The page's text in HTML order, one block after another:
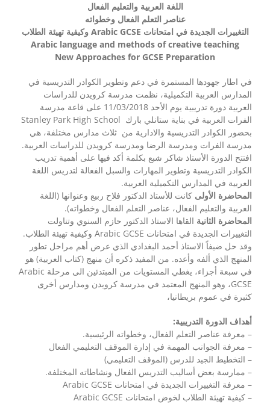
اللغة العربية والتعليم الفعال
عناصر التعلم الفعال وخطواته
التغييرات الجديدة في امتحانات Arabic GCSE وكيفية تهيئة الطلاب
Arabic language and methods of creative teaching
New Approaches for GCSE Preparation
في اطار جهودها المستمرة في دعم وتطوير الكوادر التدريسية في
المدارس العربية التكميلية، نظمت مدرسة كرويدن للدراسات
العربية دورة تدريبية يوم الأحد 11/03/2018 على قاعة مدرسة
الفرات العربية في بناية ستانلي بارك Stanley Park High School
بحضور الكوادر التدريسية والادارية من ثلاث مدارس مختلفة، هي
مدرسة الفرات ومدرسة الرضا ومدرسة كرويدن للدراسات العربية.
افتتح الدورة الأستاذ شاكر شبع بكلمة أكد فيها على أهمية تدريب
الكوادر التدريسية وتطوير المهارات والسبل الفعالة لتدريس اللغة
العربية في المدارس التكميلية العربية.
المحاضرة الأولى كانت للأستاذ الدكتور فلاح ربيع وعنوانها (اللغة
العربية والتعليم الفعال، عناصر التعلم الفعال وخطواته).
المحاضرة الثانية القاها الاستاذ الدكتور حازم السنوي وتناولت
التغييرات الجديدة في امتحانات Arabic GCSE وكيفية تهيئة الطلاب.
وقد حل ضيفاً الاستاذ أحمد البغدادي الذي عرض أهم مراحل تطور
المنهج الذي ألفه وأعده. من المفيد ذكره أن منهج (كتاب العربية) هو
في سبعة أجزاء، يغطي المستويات من المبتدئين الى مرحلة Arabic
GCSE، وهو المنهج المعتمد في مدرسة كرويدن ومدارس أخرى
كثيرة في عموم بريطانيا،
أهداف الدورة التدريبية:
– معرفة عناصر التعلم الفعال، وخطواته الرئيسية.
– معرفة الجوانب المهمة في إدارة الموقف التعليمي الفعال
– التخطيط الجيد للدرس (الموقف التعليمي)
– ممارسة بعض أساليب التدريس الفعال ونشاطاته المختلفة.
– معرفة التغييرات الجديدة في امتحانات Arabic GCSE
– كيفية تهيئة الطلاب لخوض امتحانات Arabic GCSE